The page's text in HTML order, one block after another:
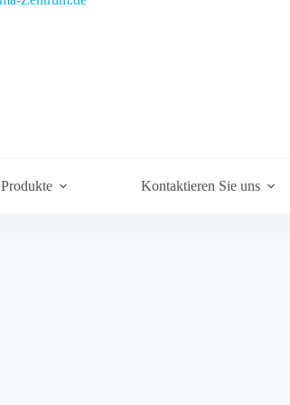
Produkte Kontaktieren Sie uns